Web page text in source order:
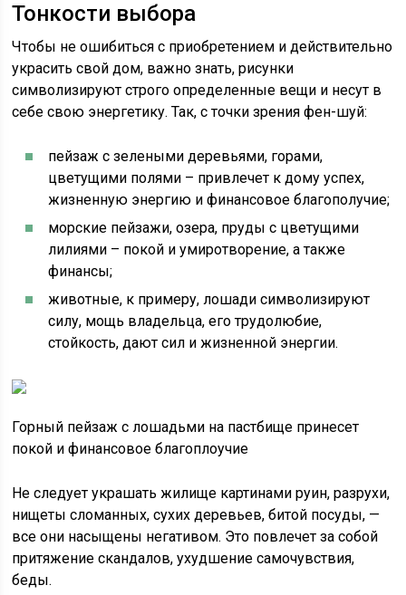
Тонкости выбора
Чтобы не ошибиться с приобретением и действительно
украсить свой дом, важно знать, рисунки
символизируют строго определенные вещи и несут в
себе свою энергетику. Так, с точки зрения фен-шуй:
пейзаж с зелеными деревьями, горами,
цветущими полями – привлечет к дому успех,
жизненную энергию и финансовое благополучие;
морские пейзажи, озера, пруды с цветущими
лилиями – покой и умиротворение, а также
финансы;
животные, к примеру, лошади символизируют
силу, мощь владельца, его трудолюбие,
стойкость, дают сил и жизненной энергии.
Горный пейзаж с лошадьми на пастбище принесет
покой и финансовое благоплоучие
Не следует украшать жилище картинами руин, разрухи,
нищеты сломанных, сухих деревьев, битой посуды, —
все они насыщены негативом. Это повлечет за собой
притяжение скандалов, ухудшение самочувствия,
беды.